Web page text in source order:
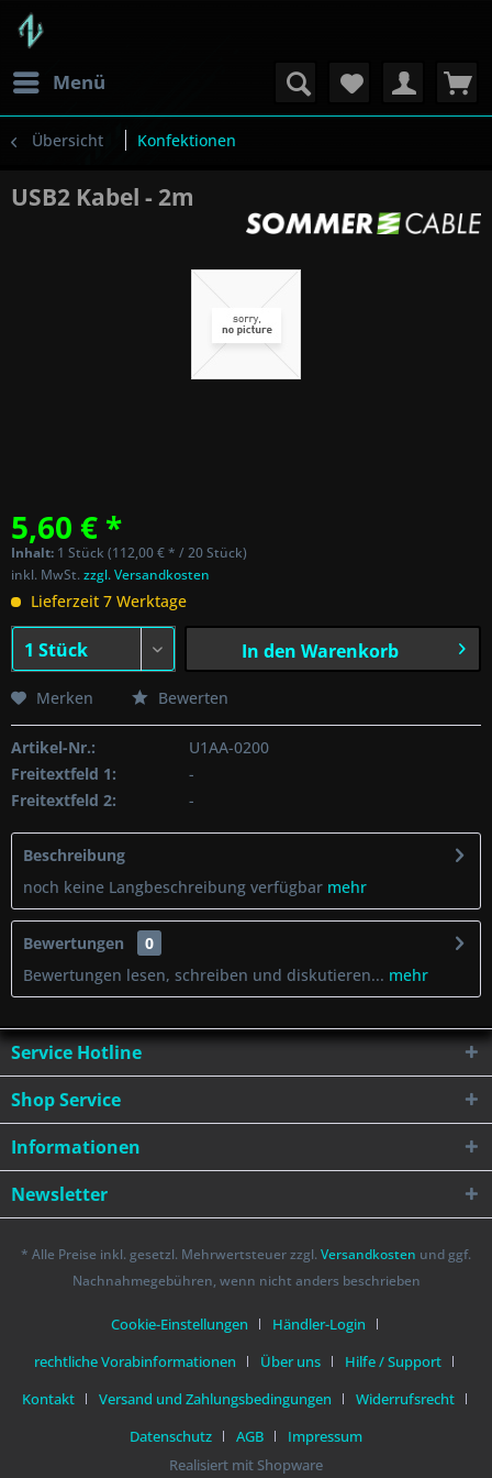
Menü
Übersicht Konfektionen
USB2 Kabel - 2m
5,60 € *
Inhalt: 1 Stück (112,00 € * / 20 Stück)
inkl. MwSt.zzgl. Versandkosten
Lieferzeit 7 Werktage
In den Warenkorb
Merken Bewerten
Artikel-Nr.:
U1AA-0200
Freitextfeld 1:
-
Freitextfeld 2:
-
Beschreibung
noch keine Langbeschreibung verfügbar mehr
Bewertungen
0
Bewertungen lesen, schreiben und diskutieren... mehr
Service Hotline
Shop Service
Informationen
Newsletter
* Alle Preise inkl. gesetzl. Mehrwertsteuer zzgl. Versandkosten und ggf.
Nachnahmegebühren, wenn nicht anders beschrieben
Cookie-Einstellungen
Händler-Login
rechtliche Vorabinformationen
Über uns
Hilfe / Support
Kontakt
Versand und Zahlungsbedingungen
Widerrufsrecht
Datenschutz
AGB
Impressum
Realisiert mit Shopware